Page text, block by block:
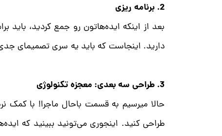
2. برنامه ریزی
بعد از اینکه ایده‌هاتون رو جمع کردید،
دارید. اینجاست که باید یه سری تصمیمای
3. طراحی سه بعدی: معجزه تکنولوژی
حالا میرسیم به قسمت باحال ماجرا! با کمک
طراحی کنید. اینجوری می‌تونید ببینید که